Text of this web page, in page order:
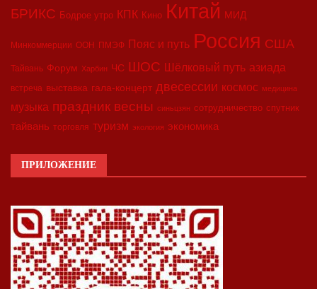
БРИКС Бодрое утро КПК Кино Китай МИД
Минкоммерции ООН ПМЭФ Пояс и путь Россия США
Тайвань Форум Харбин ЧС ШОС Шёлковый путь азиада
встреча выставка гала-концерт двесессии космос медицина
музыка праздник весны синьцзян сотрудничество спутник
тайвань торговля туризм экология экономика
ПРИЛОЖЕНИЕ